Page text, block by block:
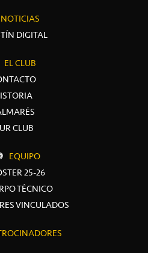
NOTICIAS
DIGITAL
EL CLUB
CLUB
EQUIPO
25-26
TÉCNICO
VINCULADOS